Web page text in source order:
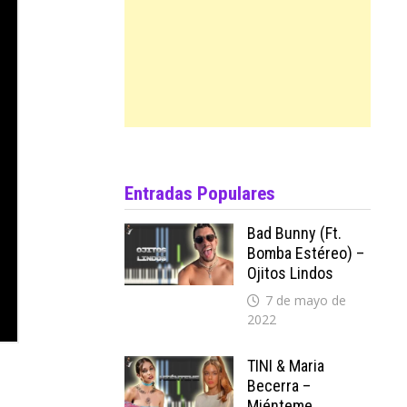
Entradas Populares
Bad Bunny (ft.
Bomba Estéreo) –
Ojitos Lindos
7 de mayo de
2022
TINI & Maria
Becerra –